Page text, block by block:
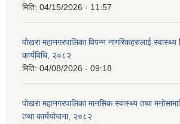
मिति: 04/15/2026 - 11:57
पोखरा महानगरपालिका विपन्न नागरिकहरुलाई स्वास्थ्य
कार्यविधि, २०८२
मिति: 04/08/2026 - 09:18
पोखरा महानगरपालिका मानसिक स्वास्थ्य तथा
तथा कार्ययोजना, २०८२